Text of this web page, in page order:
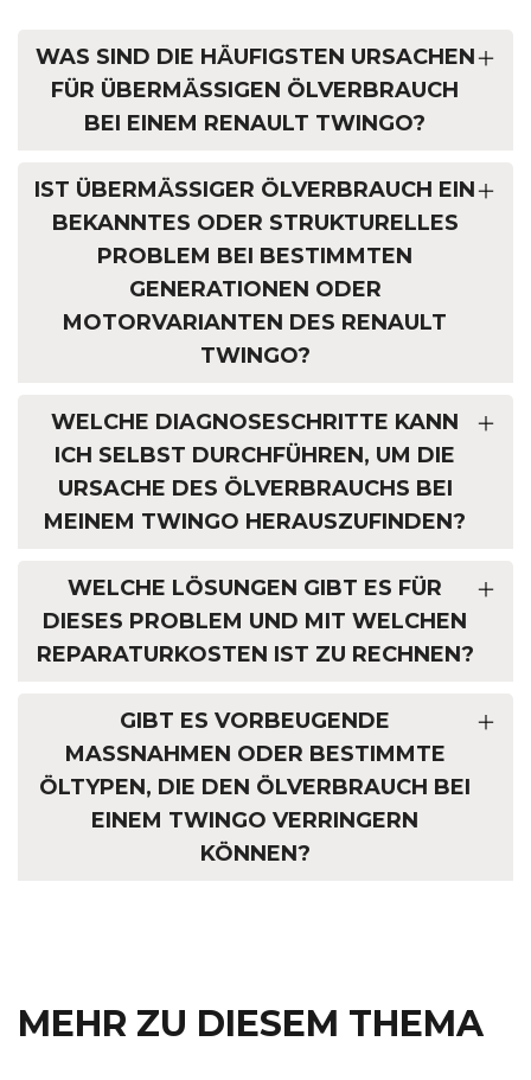
WAS SIND DIE HÄUFIGSTEN URSACHEN
FÜR ÜBERMÄSSIGEN ÖLVERBRAUCH B
EI EINEM RENAULT TWINGO?
IST ÜBERMÄSSIGER ÖLVERBRAUCH EIN B
EKANNTES ODER STRUKTURELLES P
ROBLEM BEI BESTIMMTEN G
ENERATIONEN ODER M
OTORVARIANTEN DES RENAULT T
WINGO?
WELCHE DIAGNOSESCHRITTE KANN
ICH SELBST DURCHFÜHREN, UM DIE
URSACHE DES ÖLVERBRAUCHS BEI
MEINEM TWINGO HERAUSZUFINDEN?
WELCHE LÖSUNGEN GIBT ES FÜR
DIESES PROBLEM UND MIT WELCHEN
REPARATURKOSTEN IST ZU RECHNEN?
GIBT ES VORBEUGENDE
MASSNAHMEN ODER BESTIMMTE Ö
LTYPEN, DIE DEN ÖLVERBRAUCH BEI E
INEM TWINGO VERRINGERN K
ÖNNEN?
MEHR ZU DIESEM THEMA